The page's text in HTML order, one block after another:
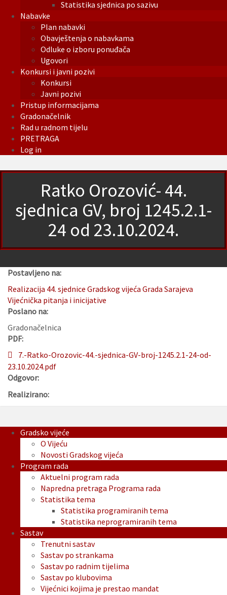
Statistika sjednica po sazivu
Nabavke
Plan nabavki
Obavještenja o nabavkama
Odluke o izboru ponuđača
Ugovori
Konkursi i javni pozivi
Konkursi
Javni pozivi
Pristup informacijama
Gradonačelnik
Rad u radnom tijelu
PRETRAGA
Log in
Ratko Orozović- 44.
sjednica GV, broj 1245.2.1-
24 od 23.10.2024.
Postavljeno na:
Realizacija 44. sjednice Gradskog vijeća Grada Sarajeva
Vijećnička pitanja i inicijative
Poslano na:
Gradonačelnica
PDF:
7.-Ratko-Orozovic-44.-sjednica-GV-broj-1245.2.1-24-od-
23.10.2024.pdf
Odgovor:
Realizirano:
Gradsko vijeće
O Vijeću
Novosti Gradskog vijeća
Program rada
Aktuelni program rada
Napredna pretraga Programa rada
Statistika tema
Statistika programiranih tema
Statistika neprogramiranih tema
Sastav
Trenutni sastav
Sastav po strankama
Sastav po radnim tijelima
Sastav po klubovima
Vijećnici kojima je prestao mandat